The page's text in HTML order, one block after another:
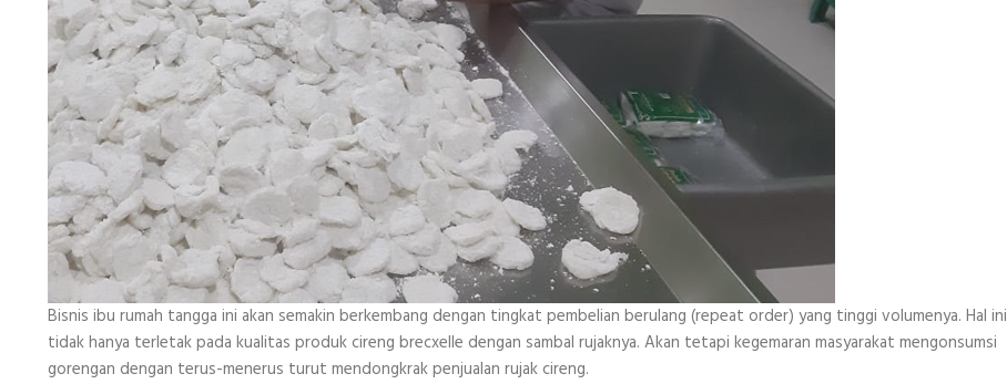
Bisnis ibu rumah tangga ini akan semakin berkembang dengan tingkat pembelian berulang (repeat order) yang tinggi volumenya. Hal ini
tidak hanya terletak pada kualitas produk cireng brecxelle dengan sambal rujaknya. Akan tetapi kegemaran masyarakat mengonsumsi
gorengan dengan terus-menerus turut mendongkrak penjualan rujak cireng.